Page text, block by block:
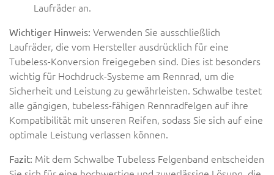
Laufräder an.
Wichtiger Hinweis: Verwenden Sie ausschließlich
Laufräder, die vom Hersteller ausdrücklich für eine
Tubeless-Konversion freigegeben sind. Dies ist besonders
wichtig für Hochdruck-Systeme am Rennrad, um die
Sicherheit und Leistung zu gewährleisten. Schwalbe testet
alle gängigen, tubeless-fähigen Rennradfelgen auf ihre
Kompatibilität mit unseren Reifen, sodass Sie sich auf eine
optimale Leistung verlassen können.
Fazit: Mit dem Schwalbe Tubeless Felgenband entscheiden